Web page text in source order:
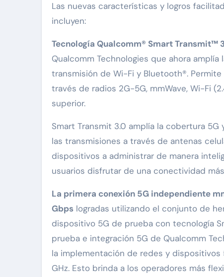
Las nuevas características y logros
incluyen:
Tecnología Qualcomm® Smart Transmit™
Qualcomm Technologies que ahora
transmisión de Wi-Fi y Bluetooth®.
través de radios 2G-5G, mmWave, Wi-Fi
superior.
Smart Transmit 3.0 amplía la cobertura
las transmisiones a través de antenas
dispositivos a administrar de manera
usuarios disfrutar de una conectividad
La primera conexión 5G independiente
Gbps logradas utilizando el conjunto de
dispositivo 5G de prueba con tecnología
prueba e integración 5G de Qualcomm
la implementación de redes y
GHz. Esto brinda a los operadores más